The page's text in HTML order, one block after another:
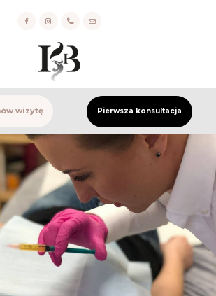
 
wizytę Pierwsza konsultacja